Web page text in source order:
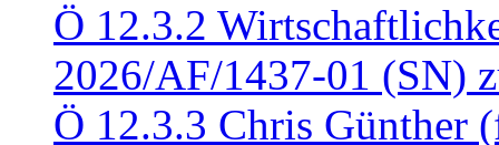
Ö 12.3.2
2026/AF/1437-01 (SN)
Ö 12.3.3 Chris Günther